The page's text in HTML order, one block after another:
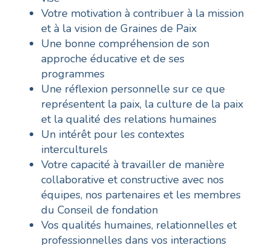
Votre motivation à contribuer à la mission
et à la vision de Graines de Paix
Une bonne compréhension de son
approche éducative et de ses
programmes
Une réflexion personnelle sur ce que
représentent la paix, la culture de la paix
et la qualité des relations humaines
Un intérêt pour les contextes
interculturels
Votre capacité à travailler de manière
collaborative et constructive avec nos
équipes, nos partenaires et les membres
du Conseil de fondation
Vos qualités humaines, relationnelles et
professionnelles dans vos interactions